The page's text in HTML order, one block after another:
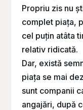
Propriu zis nu
complet piața,
cel puțin atâta
relativ ridicată.
Dar, există
piața se mai
sunt companii
angajări, după